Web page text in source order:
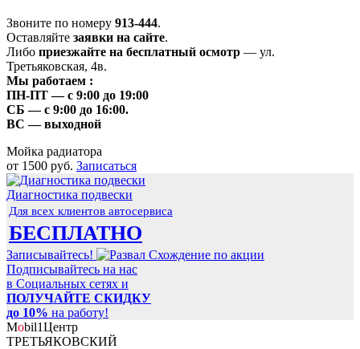
Звоните по номеру 913-444.
Оставляйте заявки на сайте.
Либо приезжайте на бесплатный осмотр — ул.
Третьяковская, 4в.
Мы работаем :
ПН-ПТ— с 9:00 до 19:00
СБ — с 9:00 до 16:00.
ВС — выходной
Мойка радиатора
от 1500 руб. Записаться
Диагностика подвески
Для всех клиентов автосервиса
БЕСПЛАТНО
Записывайтесь!
Подписывайтесь на нас
в Социальных сетях и
ПОЛУЧАЙТЕ СКИДКУ
до 10% на работу!
Mobil1Центр
ТРЕТЬЯКОВСКИЙ